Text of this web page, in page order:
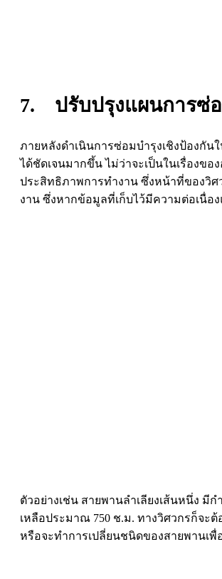
7. ปรับปรุงแผนการซ่
ภายหลังดำเนินการซ่อมบำรุงเชิงป้องกั
ได้ชัดเจนมากขึ้น ไม่ว่าจะเป็นในเรื่องข
ประสิทธิภาพการทำงาน ซึ่งหน้าที่ของวิศ
งาน ซึ่งหากข้อมูลที่เก็บไว้มีความต่อเนื่อ
ตัวอย่างเช่น สายพานลำเลียงเส้นหนึ่ง มี
เหลือประมาณ 750 ช.ม. ทางวิศวกรก็จะ
หรือจะทำการเปลี่ยนชนิดของสายพานเ